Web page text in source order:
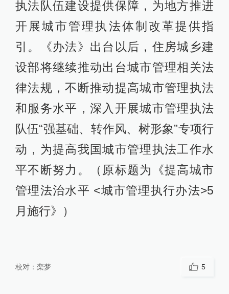
执法队伍建设提供保障，为地方推进
开展城市管理执法体制改革提供指
引。《办法》出台以后，住房城乡建
设部将继续推动出台城市管理相关法
律法规，不断推动提高城市管理执法
和服务水平，深入开展城市管理执法
队伍“强基础、转作风、树形象”专项行
动，为提高我国城市管理执法工作水
平不断努力。（原标题为《提高城市
管理法治水平 <城市管理执行办法>5
月施行》）
校对： 栾梦 5